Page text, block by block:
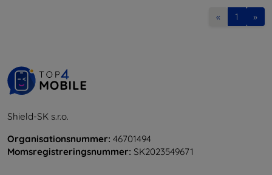
« 1 »
Shield-SK s.r.o.
Organisationsnummer: 46701494
Momsregistreringsnummer: SK2023549671